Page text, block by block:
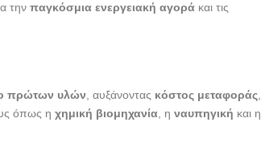
τηνπαγκόσμια ενεργειακή αγορά και τις
πρώτων υλών , αυξάνοντας κόστος μεταφοράς
όπως ηχημική βιομηχανία , ηναυπηγική και η